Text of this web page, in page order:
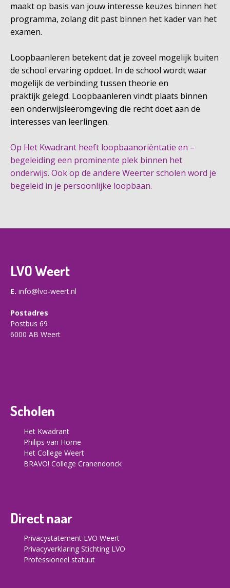
maakt op basis van jouw interesse keuzes binnen het
programma, zolang dit past binnen het kader van het
examen.
Loopbaanleren betekent dat je zoveel mogelijk buiten
de school ervaring opdoet. In de school wordt waar
mogelijk de verbinding tussen theorie en
praktijk gelegd. Loopbaanleren vindt plaats binnen
een onderwijsleeromgeving die recht doet aan de
interesses van leerlingen.
Op Het Kwadrant heeft loopbaanoriëntatie en –
begeleiding een prominente plek binnen het
onderwijs. Ook op de andere Weerter scholen word je
begeleid in je persoonlijke loopbaan.
LVO Weert
E. info@lvo-weert.nl
Postadres
Postbus 69
6000 AB Weert
Scholen
Het Kwadrant
Philips van Horne
Het College Weert
BRAVO! College Cranendonck
Direct naar
Privacystatement LVO Weert
Privacyverklaring Stichting LVO
Professioneel statuut